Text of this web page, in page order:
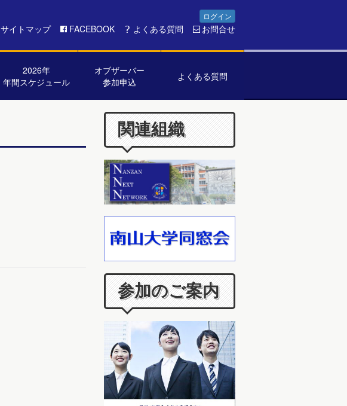
ログイン
サイトマップ FACEBOOK よくある質問 お問合せ
2026年
年間スケジュール
オブザーバー
参加申込
よくある質問
関連組織
参加のご案内